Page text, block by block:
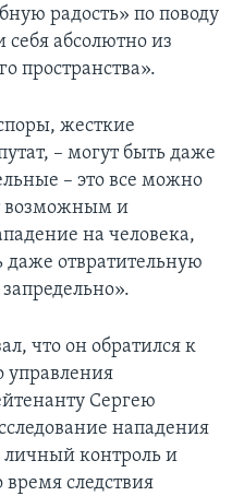
радость» по поводу
абсолютно из
пространства».
жесткие
– могут быть даже
– это все можно
возможным и
на человека,
даже отвратительную
что он обратился к
управления
Сергею
нападения
личный контроль и
время следствия